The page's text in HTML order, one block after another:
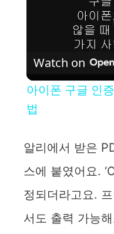
Watch on
아이폰 구글 인
법
알리에서 받은
스에 붙였어요.
정되더라고요.
서도 출력 가능